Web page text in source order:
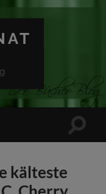
kälteste